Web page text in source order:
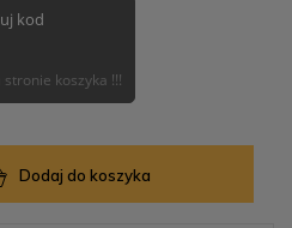
kod
koszyka !!!
Dodaj do koszyka